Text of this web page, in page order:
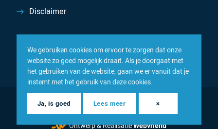
Disclaimer
© 2026 Inacom — Sterk in spareparts, consumables en
componenten
Ontwerp & RealisatieWebvriend
We gebruiken cookies om ervoor te zorgen dat onze
website zo goed mogelijk draait. Als je doorgaat met
het gebruiken van de website, gaan we er vanuit dat je
instemt met het gebruik van deze cookies.
Ja, is goed Lees meer ×